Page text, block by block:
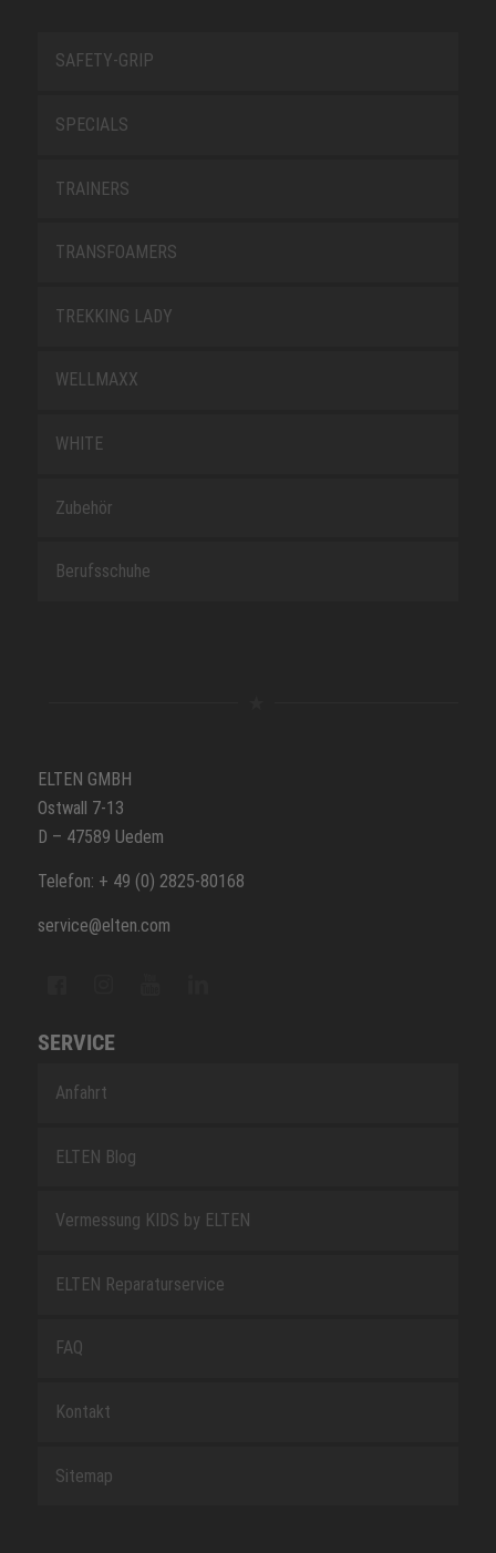
SAFETY-GRIP
SPECIALS
TRAINERS
TRANSFOAMERS
TREKKING LADY
WELLMAXX
WHITE
Zubehör
Berufsschuhe
ELTEN GMBH
Ostwall 7-13
D – 47589 Uedem
Telefon: + 49 (0) 2825-80168
service@elten.com
SERVICE
Anfahrt
ELTEN Blog
Vermessung KIDS by ELTEN
ELTEN Reparaturservice
FAQ
Kontakt
Sitemap